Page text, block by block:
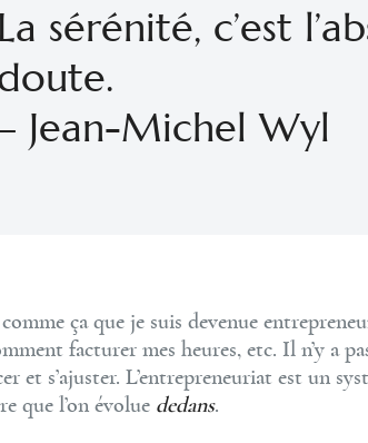
La sérénité, c’est
Jean-Michel Wyl
comme ça que je suis devenue
facturer mes heures, etc. Il n’y a
et s’ajuster. L’entrepreneuriat est un
que l’on évolue dedans.